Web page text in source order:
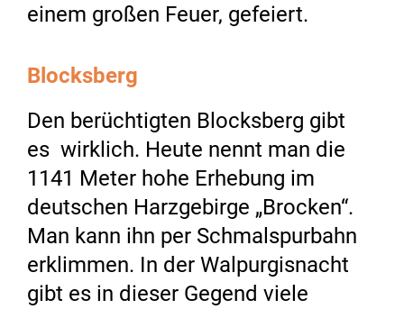
einem großen Feuer, gefeiert.
Blocksberg
Den berüchtigten Blocksberg gibt
es wirklich. Heute nennt man die
1141 Meter hohe Erhebung im
deutschen Harzgebirge „Brocken“.
Man kann ihn per Schmalspurbahn
erklimmen. In der Walpurgisnacht
gibt es in dieser Gegend viele